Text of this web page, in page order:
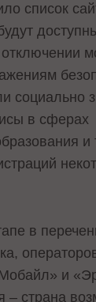
список
социально
в сферах
и
в
и
страна